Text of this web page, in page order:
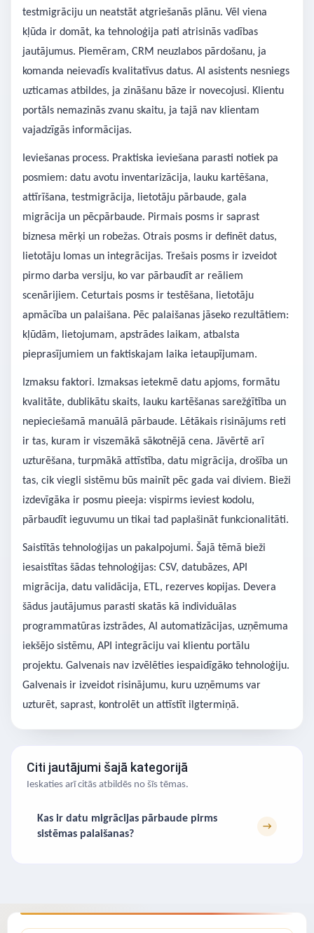
testmigrāciju un neatstāt atgriešanās plānu. Vēl viena
kļūda ir domāt, ka tehnoloģija pati atrisinās vadības
jautājumus. Piemēram, CRM neuzlabos pārdošanu, ja
komanda neievadīs kvalitatīvus datus. AI asistents nesniegs
uzticamas atbildes, ja zināšanu bāze ir novecojusi. Klientu
portāls nemazinās zvanu skaitu, ja tajā nav klientam
vajadzīgās informācijas.
Ieviešanas process. Praktiska ieviešana parasti notiek pa
posmiem: datu avotu inventarizācija, lauku kartēšana,
attīrīšana, testmigrācija, lietotāju pārbaude, gala
migrācija un pēcpārbaude. Pirmais posms ir saprast
biznesa mērķi un robežas. Otrais posms ir definēt datus,
lietotāju lomas un integrācijas. Trešais posms ir izveidot
pirmo darba versiju, ko var pārbaudīt ar reāliem
scenārijiem. Ceturtais posms ir testēšana, lietotāju
apmācība un palaišana. Pēc palaišanas jāseko rezultātiem:
kļūdām, lietojumam, apstrādes laikam, atbalsta
pieprasījumiem un faktiskajam laika ietaupījumam.
Izmaksu faktori. Izmaksas ietekmē datu apjoms, formātu
kvalitāte, dublikātu skaits, lauku kartēšanas sarežģītība un
nepieciešamā manuālā pārbaude. Lētākais risinājums reti
ir tas, kuram ir viszemākā sākotnējā cena. Jāvērtē arī
uzturēšana, turpmākā attīstība, datu migrācija, drošība un
tas, cik viegli sistēmu būs mainīt pēc gada vai diviem. Bieži
izdevīgāka ir posmu pieeja: vispirms ieviest kodolu,
pārbaudīt ieguvumu un tikai tad paplašināt funkcionalitāti.
Saistītās tehnoloģijas un pakalpojumi. Šajā tēmā bieži
iesaistītas šādas tehnoloģijas: CSV, datubāzes, API
migrācija, datu validācija, ETL, rezerves kopijas. Devera
šādus jautājumus parasti skatās kā individuālas
programmatūras izstrādes, AI automatizācijas, uzņēmuma
iekšējo sistēmu, API integrāciju vai klientu portālu
projektu. Galvenais nav izvēlēties iespaidīgāko tehnoloģiju.
Galvenais ir izveidot risinājumu, kuru uzņēmums var
uzturēt, saprast, kontrolēt un attīstīt ilgtermiņā.
Citi jautājumi šajā kategorijā
Ieskaties arī citās atbildēs no šīs tēmas.
Kas ir datu migrācijas pārbaude pirms
sistēmas palaišanas?
→